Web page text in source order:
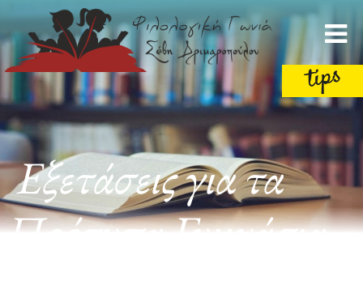
Εξετάσεις για τα
Πρότυπα Γυμνάσια